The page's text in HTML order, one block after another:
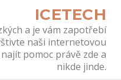
ICETECH
a je vám zapotřebí
naši internetovou
pomoc právě zde a
nikde jinde.